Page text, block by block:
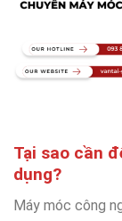
Tại sao cần
dụng?
Máy móc công